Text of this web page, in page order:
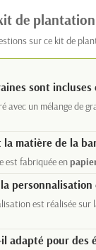
de
sur ce kit de
sont
avec un mélange de
la matière de la
est fabriquée en
est réalisée sur
adapté pour des